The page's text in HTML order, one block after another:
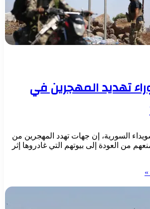
تهديد المهجرين في
السورية، إن جهات تهدد المهجرين من
من العودة إلى بيوتهم التي غادروها إثر
»